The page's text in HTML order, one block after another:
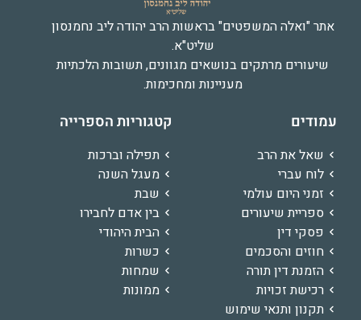
אתר "ואלה המשפטים" בראשות הרב יהודה ליב נחמנסון
שליט"א.
שיעורים מרתקים בנושאים מגוונים, תשובות הלכתיות
מעניינות ומחכימות.
עמודים
שאל את הרב
לוח עברי
זמני היום עולמי
ספריית שיעורים
פסקי דין
חוזים והסכמים
הזמנת דין תורה
רכישת זכויות
תקנון ותנאי שימוש
קטגוריות הספרייה
תפילה וברכות
מעגל השנה
שבת
בין אדם לחבירו
הבית היהודי
כשרות
שמחות
ממונות